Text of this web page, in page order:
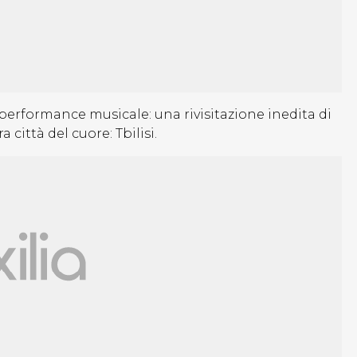
musicale: una rivisitazione inedita di
città del cuore: Tbilisi.